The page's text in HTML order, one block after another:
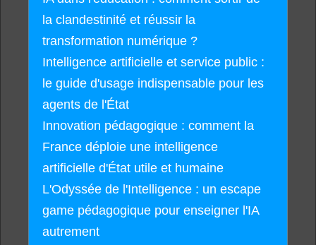
la clandestinité et réussir la
transformation numérique ?
Intelligence artificielle et service public :
le guide d'usage indispensable pour les
agents de l'État
Innovation pédagogique : comment la
France déploie une intelligence
artificielle d'État utile et humaine
L'Odyssée de l'Intelligence : un escape
game pédagogique pour enseigner l'IA
autrement